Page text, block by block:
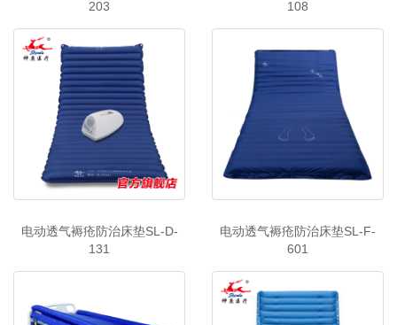
203
108
电动透气褥疮防治床垫SL-D-
131
电动透气褥疮防治床垫SL-F-
601